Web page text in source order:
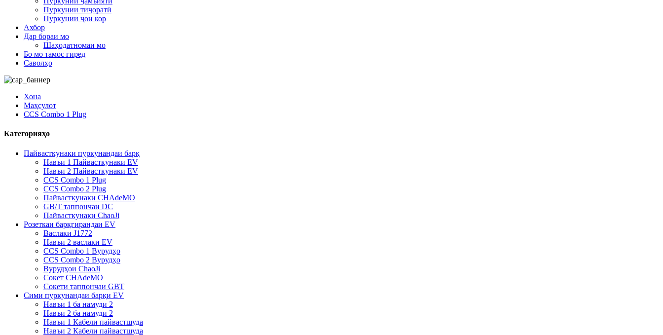
Пуркунии тиҷоратӣ
Пуркунии ҷои кор
Ахбор
Дар бораи мо
Шаҳодатномаи мо
Бо мо тамос гиред
Саволҳо
Хона
Маҳсулот
CCS Combo 1 Plug
Категорияҳо
Пайвасткунаки пуркунандаи барқ
Навъи 1 Пайвасткунаки EV
Навъи 2 Пайвасткунаки EV
CCS Combo 1 Plug
CCS Combo 2 Plug
Пайвасткунаки CHAdeMO
GB/T таппончаи DC
Пайвасткунаки ChaoJi
Розеткаи барқгирандаи EV
Васлаки J1772
Навъи 2 васлаки EV
CCS Combo 1 Вурудҳо
CCS Combo 2 Вурудҳо
Вурудҳои ChaoJi
Сокет CHAdeMO
Сокети таппончаи GBT
Сими пуркунандаи барқи EV
Навъи 1 ба намуди 2
Навъи 2 ба намуди 2
Навъи 1 Кабели пайвастшуда
Навъи 2 Кабели пайвастшуда